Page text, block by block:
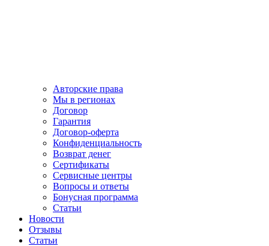
Авторские права
Мы в регионах
Договор
Гарантия
Договор-оферта
Конфиденциальность
Возврат денег
Сертификаты
Сервисные центры
Вопросы и ответы
Бонусная программа
Статьи
Новости
Отзывы
Статьи